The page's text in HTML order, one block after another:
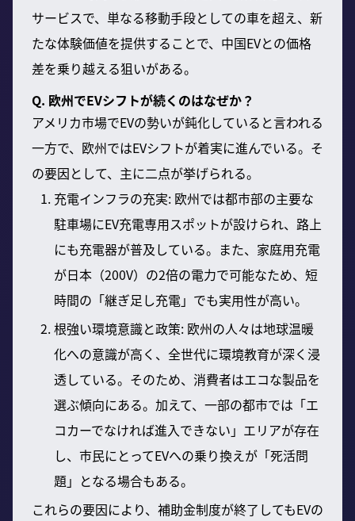
サービスで、単なる移動手段としての車を超え、新
たな体験価値を提供することで、中国EVとの価格
差を乗り越える狙いがある。
Q. 欧州でEVシフトが続くのはなぜか？
アメリカ市場でEVの勢いが鈍化していると言われる
一方で、欧州ではEVシフトが着実に進んでいる。そ
の要因として、主に二点が挙げられる。
充電インフラの充実: 欧州では都市部の主要な
駐車場にEV充電専用スポットが設けられ、路上
にも充電器が普及している。また、家庭用充電
が日本（200V）の2倍の電力で可能なため、短
時間の「継ぎ足し充電」でも実用性が高い。
根強い環境意識と政策: 欧州の人々は地球温暖
化への意識が高く、全世代に環境教育が深く浸
透している。そのため、消費者はエコな製品を
選ぶ傾向にある。加えて、一部の都市では「エ
コカーでなければ進入できない」エリアが存在
し、市民にとってEVへの乗り換えが「死活問
題」となる場合もある。
これらの要因により、補助金制度が終了してもEVの